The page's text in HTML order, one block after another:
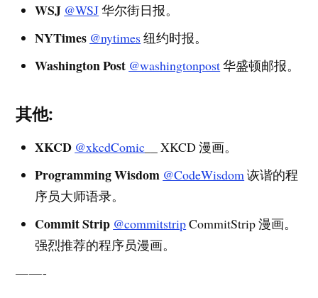
WSJ @WSJ华尔街日报。
NYTimes @nytimes 纽约时报。
Washington Post @washingtonpost华盛顿邮报。
其他:
XKCD @xkcdComic __ XKCD 漫画。
Programming Wisdom @CodeWisdom诙谐的程
序员大师语录。
Commit Strip @commitstripCommitStrip 漫画。
强烈推荐的程序员漫画。
— — -